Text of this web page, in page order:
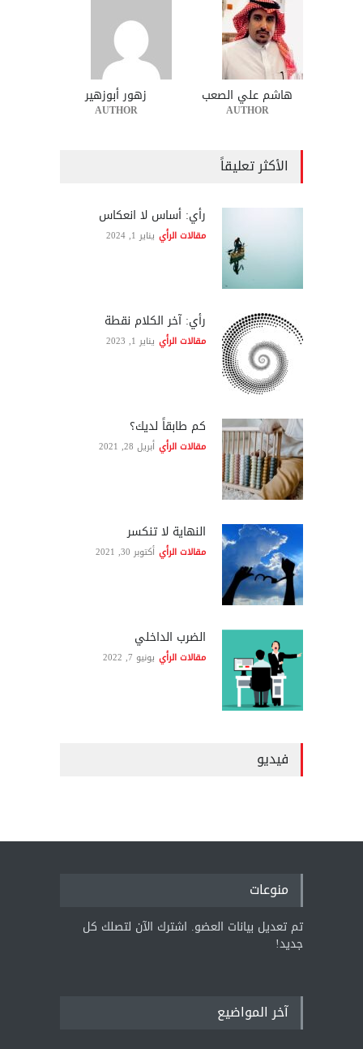
هاشم علي الصعب
AUTHOR
زهور أبوزهير
AUTHOR
الأكثر تعليقاً
رأي: أساس لا انعكاس
مقالات الرأي يناير 1, 2024
رأي: آخر الكلام نقطة
مقالات الرأي يناير 1, 2023
كم طابقاً لديك؟
مقالات الرأي أبريل 28, 2021
النهاية لا تنكسر
مقالات الرأي أكتوبر 30, 2021
الضرب الداخلي
مقالات الرأي يونيو 7, 2022
فيديو
منوعات
تم تعديل بيانات العضو. اشترك الآن لتصلك كل
جديد!
آخر المواضيع